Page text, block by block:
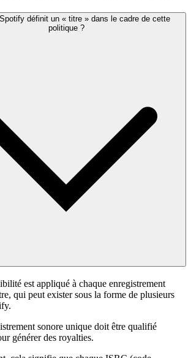
définit un « titre » dans le cadre de cette
politique ?
est appliqué à chaque enregistrement
qui peut exister sous la forme de plusieurs
sonore unique doit être qualifié
générer des royalties.